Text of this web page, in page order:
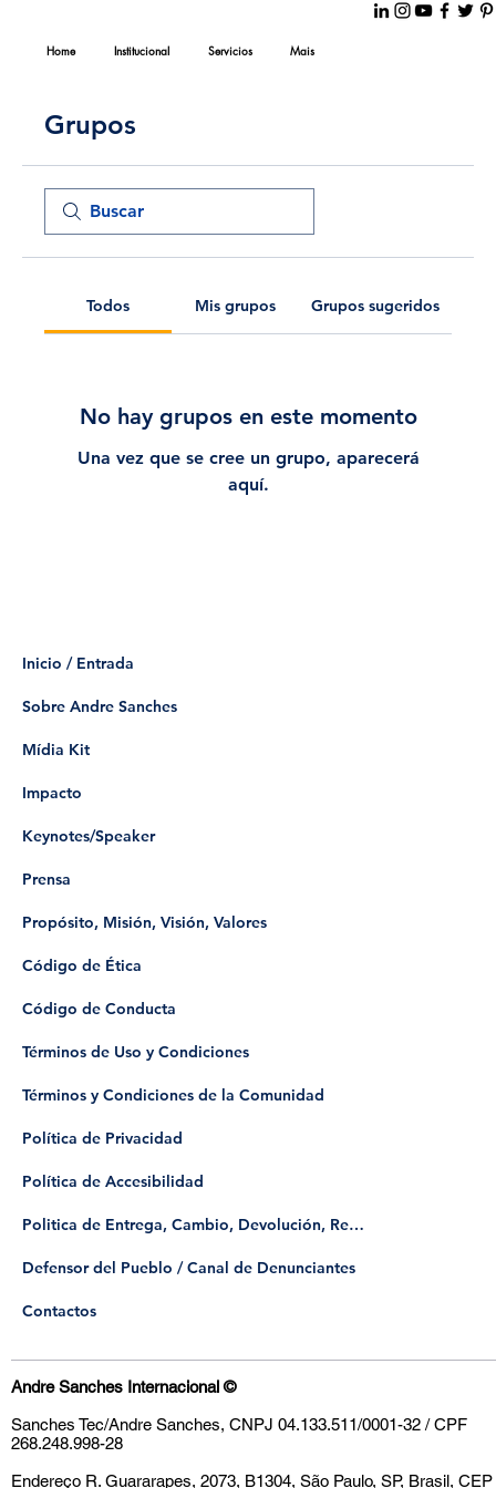
Home Institucional Servicios Mais
Grupos
Todos Mis grupos Grupos sugeridos
No hay grupos en este momento
Una vez que se cree un grupo, aparecerá
aquí.
Inicio / Entrada
Sobre Andre Sanches
Mídia Kit
Impacto
Keynotes/Speaker
Prensa
Propósito, Misión, Visión, Valores
Código de Ética
Código de Conducta
Términos de Uso y Condiciones
Términos y Condiciones de la Comunidad
Política de Privacidad
Política de Accesibilidad
Politica de Entrega, Cambio, Devolución, Reembolso
​Defensor del Pueblo / Canal de Denunciantes
Contactos
Andre Sanches Internacional©
Sanches Tec/Andre Sanches, CNPJ 04.133.511/0001-32 / CPF
268.248.998-28
Endereço R. Guararapes, 2073, B1304, São Paulo, SP, Brasil, CEP